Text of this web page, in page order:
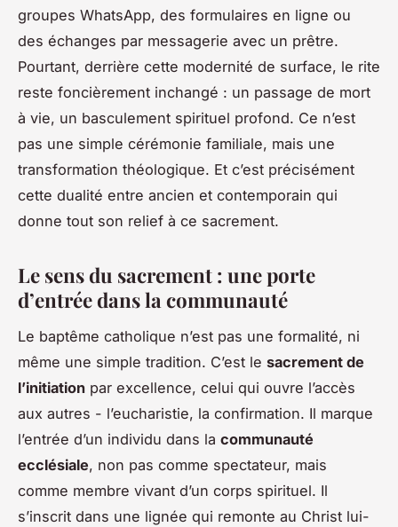
groupes WhatsApp, des formulaires en ligne ou
des échanges par messagerie avec un prêtre.
Pourtant, derrière cette modernité de surface, le rite
reste foncièrement inchangé : un passage de mort
à vie, un basculement spirituel profond. Ce n’est
pas une simple cérémonie familiale, mais une
transformation théologique. Et c’est précisément
cette dualité entre ancien et contemporain qui
donne tout son relief à ce sacrement.
Le sens du sacrement : une porte
d’entrée dans la communauté
Le baptême catholique n’est pas une formalité, ni
même une simple tradition. C’est le sacrement de
l’initiation par excellence, celui qui ouvre l’accès
aux autres - l’eucharistie, la confirmation. Il marque
l’entrée d’un individu dans la communauté
ecclésiale, non pas comme spectateur, mais
comme membre vivant d’un corps spirituel. Il
s’inscrit dans une lignée qui remonte au Christ lui-